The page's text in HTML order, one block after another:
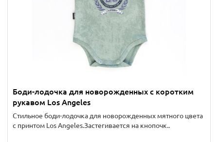
Боди-лодочка для новорожденных с коротким
рукавом Los Angeles
Стильное боди-лодочка для новорожденных мятного цвета
с принтом Los Angeles.Застегивается на кнопочк..